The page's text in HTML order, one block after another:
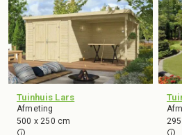
Tuinhuis Lars
Afmeting
500 x 250 cm